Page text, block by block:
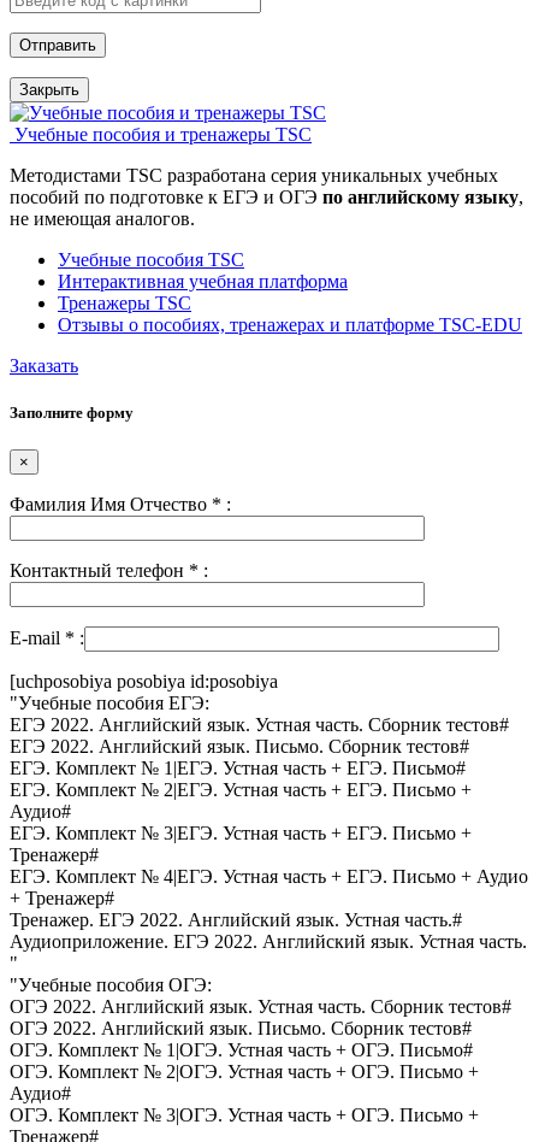
Закрыть
Учебные пособия и тренажеры TSC
Методистами TSC разработана серия уникальных учебных
пособий по подготовке к ЕГЭ и ОГЭ по английскому языку,
не имеющая аналогов.
Учебные пособия TSC
Интерактивная учебная платформа
Тренажеры TSC
Отзывы о пособиях, тренажерах и платформе TSC-EDU
Заказать
Заполните форму
×
Фамилия Имя Отчество * :
Контактный телефон * :
E-mail * :
[uchposobiya posobiya id:posobiya
"Учебные пособия ЕГЭ:
ЕГЭ 2022. Английский язык. Устная часть. Сборник тестов#
ЕГЭ 2022. Английский язык. Письмо. Сборник тестов#
ЕГЭ. Комплект № 1|ЕГЭ. Устная часть + ЕГЭ. Письмо#
ЕГЭ. Комплект № 2|ЕГЭ. Устная часть + ЕГЭ. Письмо +
Аудио#
ЕГЭ. Комплект № 3|ЕГЭ. Устная часть + ЕГЭ. Письмо +
Тренажер#
ЕГЭ. Комплект № 4|ЕГЭ. Устная часть + ЕГЭ. Письмо + Аудио
+ Тренажер#
Тренажер. ЕГЭ 2022. Английский язык. Устная часть.#
Аудиоприложение. ЕГЭ 2022. Английский язык. Устная часть.
"
"Учебные пособия ОГЭ:
ОГЭ 2022. Английский язык. Устная часть. Сборник тестов#
ОГЭ 2022. Английский язык. Письмо. Сборник тестов#
ОГЭ. Комплект № 1|ОГЭ. Устная часть + ОГЭ. Письмо#
ОГЭ. Комплект № 2|ОГЭ. Устная часть + ОГЭ. Письмо +
Аудио#
ОГЭ. Комплект № 3|ОГЭ. Устная часть + ОГЭ. Письмо +
Тренажер#